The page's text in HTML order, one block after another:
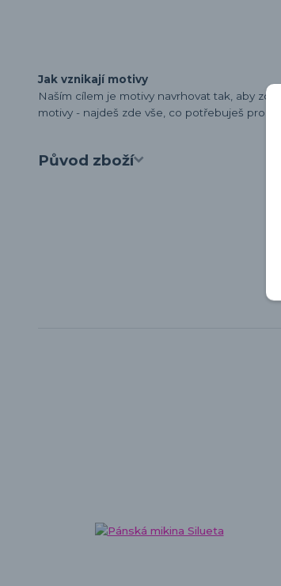
Jak vznikají motivy
Naším cílem je motivy navrhovat tak, aby
motivy - najdeš zde vše, co potřebuješ pro
Původ zboží